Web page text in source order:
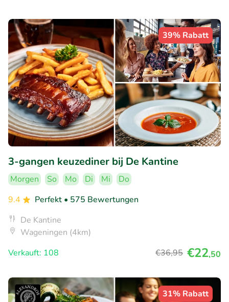
39% Rabatt
3-gangen keuzediner bij De Kantine
Morgen So Mo Di Mi
Do
9.4
Perfekt • 575 Bewertungen
De Kantine
Wageningen (4km)
Verkauft: 108
€36,95 €22,50
31% Rabatt